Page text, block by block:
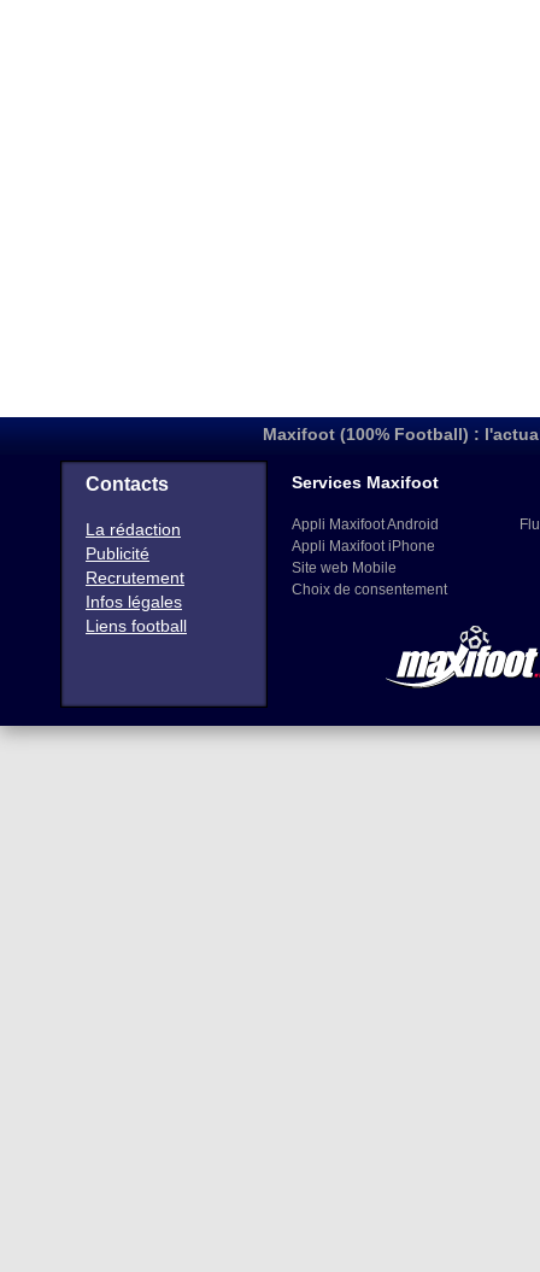
Maxifoot (100% Football) :
Contacts
La rédaction
Publicité
Recrutement
Infos légales
Liens football
Services Maxifoot
Appli Maxifoot Android
Appli Maxifoot iPhone
Site web Mobile
Choix de consentement